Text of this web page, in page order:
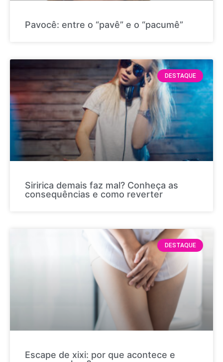
Pavocê: entre o “pavê” e o “pacumê”
DESTAQUE
Siririca demais faz mal? Conheça as
consequências e como reverter
DESTAQUE
Escape de xixi: por que acontece e